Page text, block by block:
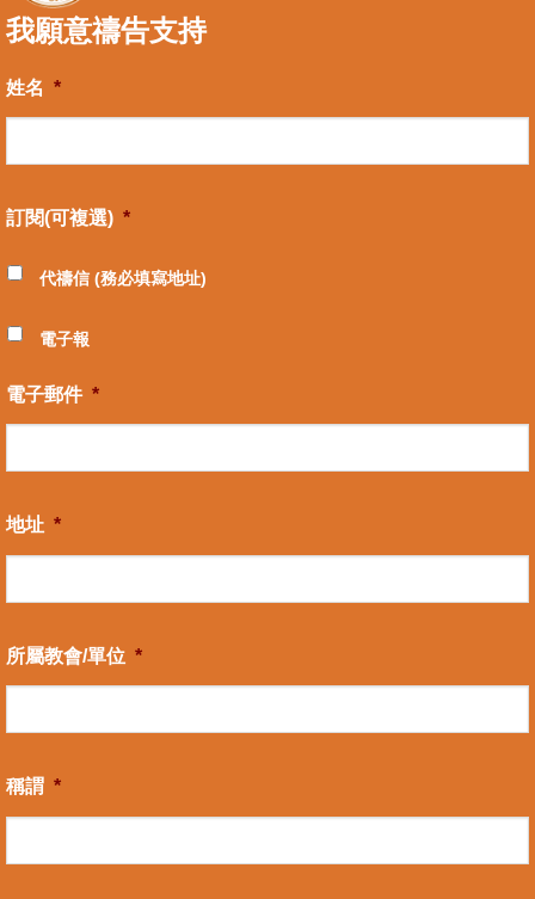
我願意禱告支持
姓名 *
訂閱(可複選) *
代禱信 (務必填寫地址)
電子報
電子郵件 *
地址 *
所屬教會/單位 *
稱謂 *